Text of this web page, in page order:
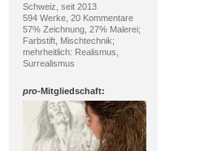
Schweiz, seit 2013
594 Werke, 20 Kommentare
57% Zeichnung, 27% Malerei;
Farbstift, Mischtechnik;
mehrheitlich: Realismus,
Surrealismus
pro-Mitgliedschaft: